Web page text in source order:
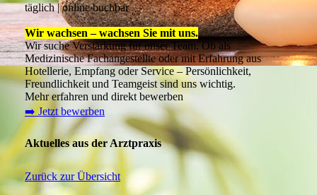
täglich | online buchbar
Wir wachsen – wachsen Sie mit uns.
Wir suche Verstärkung für unser Team. Ob als
Medizinische Fachangestellte oder mit Erfahrung aus
Hotellerie, Empfang oder Service – Persönlichkeit,
Freundlichkeit und Teamgeist sind uns wichtig.
Mehr erfahren und direkt bewerben
➡️ Jetzt bewerben
Aktuelles aus der Arztpraxis
Zurück zur Übersicht